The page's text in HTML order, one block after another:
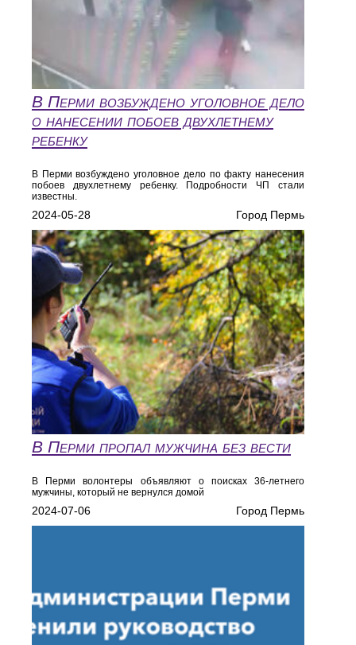
В Перми возбуждено уголовное дело
о нанесении побоев двухлетнему
ребенку
В Перми возбуждено уголовное дело по факту нанесения
побоев двухлетнему ребенку. Подробности ЧП стали
известны.
2024-05-28 Город Пермь
В Перми пропал мужчина без вести
В Перми волонтеры объявляют о поисках 36-летнего
мужчины, который не вернулся домой
2024-07-06 Город Пермь